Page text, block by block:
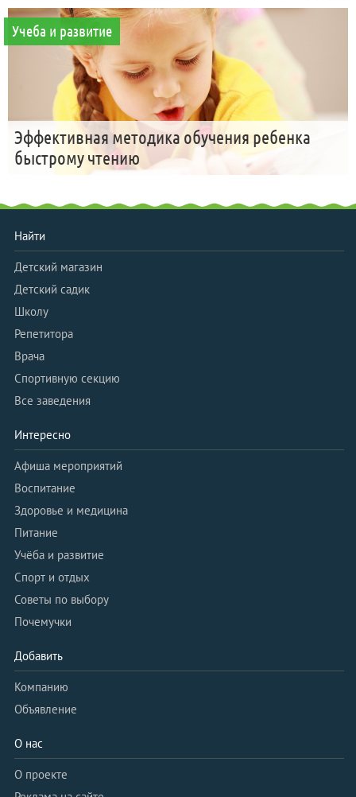
Учеба и развитие
Эффективная методика обучения ребенка
быстрому чтению
Найти
Детский магазин
Детский садик
Школу
Репетитора
Врача
Спортивную секцию
Все заведения
Интересно
Афиша мероприятий
Воспитание
Здоровье и медицина
Питание
Учёба и развитие
Спорт и отдых
Советы по выбору
Почемучки
Добавить
Компанию
Объявление
О нас
О проекте